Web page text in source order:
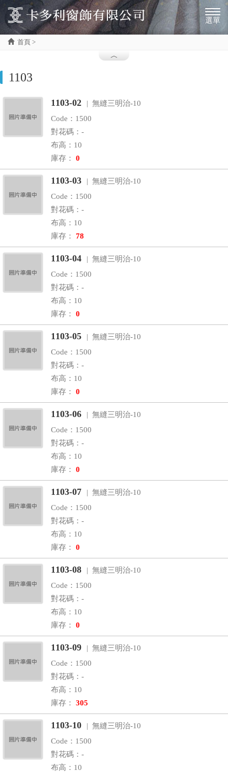
選單
首頁 >
1103
1103-02
| 無縫三明治-10
Code：1500
對花碼：-
布高：10
庫存： 0
1103-03
| 無縫三明治-10
Code：1500
對花碼：-
布高：10
庫存： 78
1103-04
| 無縫三明治-10
Code：1500
對花碼：-
布高：10
庫存： 0
1103-05
| 無縫三明治-10
Code：1500
對花碼：-
布高：10
庫存： 0
1103-06
| 無縫三明治-10
Code：1500
對花碼：-
布高：10
庫存： 0
1103-07
| 無縫三明治-10
Code：1500
對花碼：-
布高：10
庫存： 0
1103-08
| 無縫三明治-10
Code：1500
對花碼：-
布高：10
庫存： 0
1103-09
| 無縫三明治-10
Code：1500
對花碼：-
布高：10
庫存： 305
1103-10
| 無縫三明治-10
Code：1500
對花碼：-
布高：10